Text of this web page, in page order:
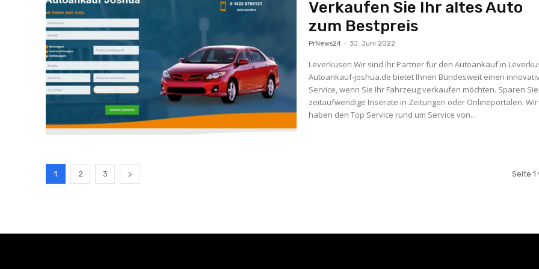
Verkaufen Sie Ihr altes Auto
zum Bestpreis
PrNews24 - 30. Juni 2022
Leverkusen Wir sind Ihr Partner für den Autoankauf in
Autoankauf-joshua.de bietet Ihnen Bundesweit einen
Service, wenn Sie Ihr Fahrzeug verkaufen möchten. Sparen Sie sich
zeitaufwendige Inserate in Zeitungen oder Onlineportalen. Wir
haben den Top Service rund um Service von...
1 2 3 Seite 1